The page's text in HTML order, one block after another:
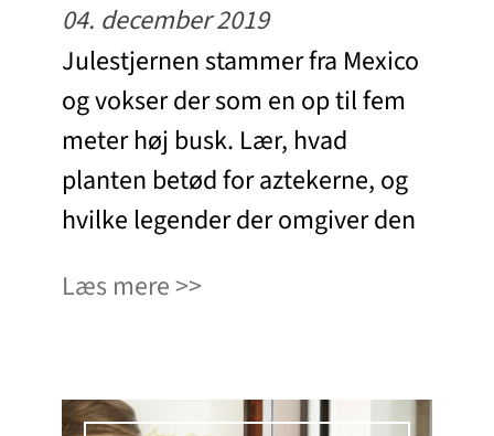
04. december 2019
Julestjernen stammer fra Mexico
og vokser der som en op til fem
meter høj busk. Lær, hvad
planten betød for aztekerne, og
hvilke legender der omgiver den
Læs mere